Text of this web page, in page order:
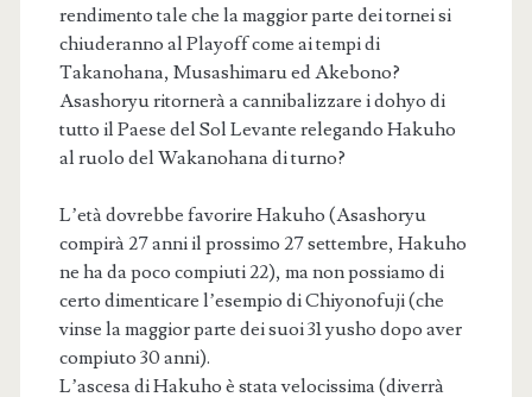
rendimento tale che la maggior parte dei tornei si
chiuderanno al Playoff come ai tempi di
Takanohana, Musashimaru ed Akebono?
Asashoryu ritornerà a cannibalizzare i dohyo di
tutto il Paese del Sol Levante relegando Hakuho
al ruolo del Wakanohana di turno?
L’età dovrebbe favorire Hakuho (Asashoryu
compirà 27 anni il prossimo 27 settembre, Hakuho
ne ha da poco compiuti 22), ma non possiamo di
certo dimenticare l’esempio di Chiyonofuji (che
vinse la maggior parte dei suoi 31 yusho dopo aver
compiuto 30 anni).
L’ascesa di Hakuho è stata velocissima (diverrà